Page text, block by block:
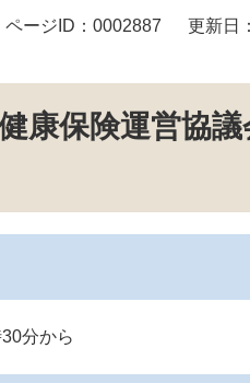
ページID：0002887 更新日
康保険運営協
分から